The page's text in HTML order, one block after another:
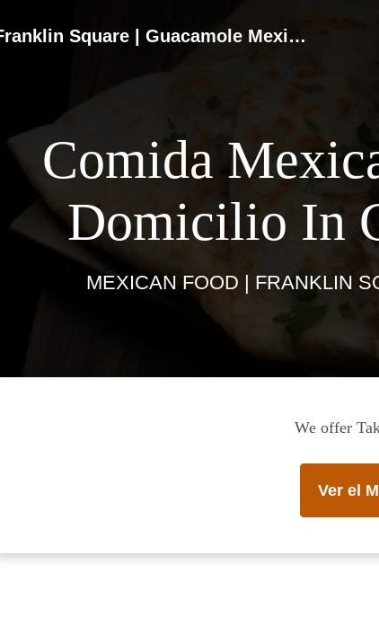
Mexican Food | Franklin Square | Guacamole Mexican Grill
Comida
Domicilio In
MEXICAN FOOD | FRANKLIN
We offer
Ver el